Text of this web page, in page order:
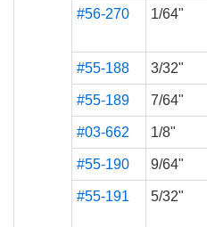
#56-270 1/64"
#55-188 3/32"
#55-189 7/64"
#03-662 1/8"
#55-190 9/64"
#55-191 5/32"